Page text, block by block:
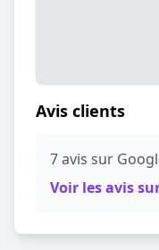
Avis clients
7 avis sur
Voir les avis